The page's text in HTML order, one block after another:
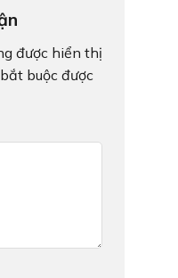
được hiển thị
buộc được